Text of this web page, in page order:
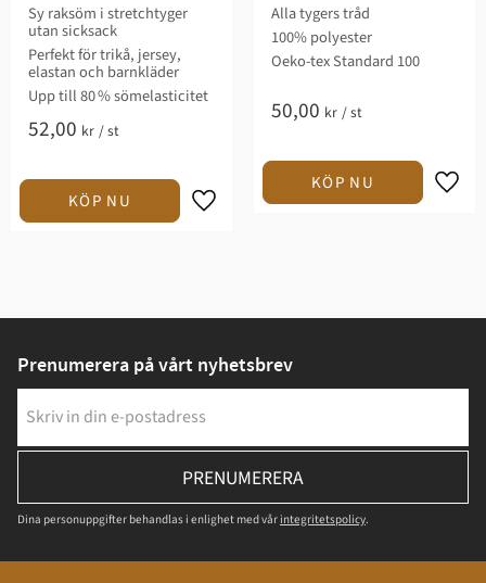
Sy raksöm i stretchtyger
utan sicksack
Perfekt för trikå, jersey,
elastan och barnkläder
Upp till 80 % sömelasticitet
52,00 kr /st
Alla tygers tråd
100% polyester
Oeko-tex Standard 100
50,00 kr /st
Prenumerera på vårt nyhetsbrev
PRENUMERERA
Dina personuppgifter behandlas i enlighet med vår integritetspolicy.